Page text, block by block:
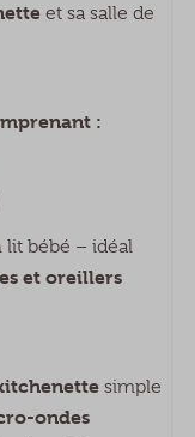
et sa salle de
:
lit bébé – idéal
et oreillers
simple
ondes